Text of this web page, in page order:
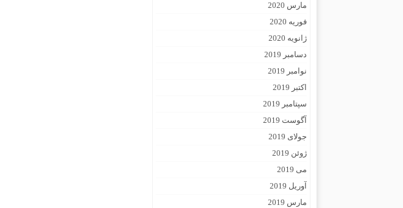
مارس 2020
فوریه 2020
ژانویه 2020
دسامبر 2019
نوامبر 2019
اکتبر 2019
سپتامبر 2019
آگوست 2019
جولای 2019
ژوئن 2019
می 2019
آوریل 2019
مارس 2019